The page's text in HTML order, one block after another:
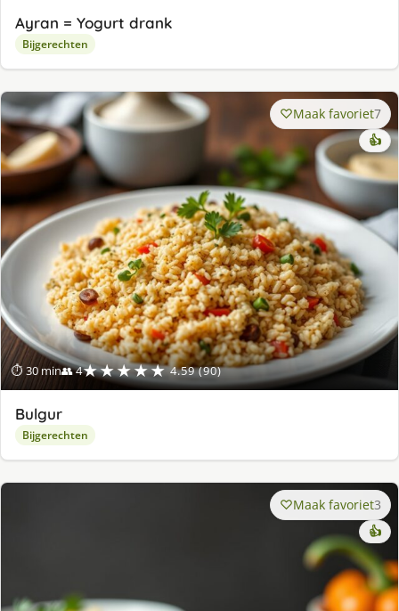
Ayran = Yogurt drank
Bijgerechten
⏱ 30 min👥 4★★★★★ 4.59 (90)
Maak favoriet7
👍
Bulgur
Bijgerechten
Maak favoriet3
👍